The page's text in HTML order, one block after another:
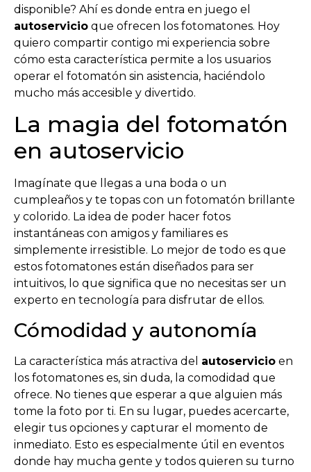
disponible? Ahí es donde entra en juego el
autoservicio que ofrecen los fotomatones. Hoy
quiero compartir contigo mi experiencia sobre
cómo esta característica permite a los usuarios
operar el fotomatón sin asistencia, haciéndolo
mucho más accesible y divertido.
La magia del fotomatón
en autoservicio
Imagínate que llegas a una boda o un
cumpleaños y te topas con un fotomatón brillante
y colorido. La idea de poder hacer fotos
instantáneas con amigos y familiares es
simplemente irresistible. Lo mejor de todo es que
estos fotomatones están diseñados para ser
intuitivos, lo que significa que no necesitas ser un
experto en tecnología para disfrutar de ellos.
Cómodidad y autonomía
La característica más atractiva del autoservicio en
los fotomatones es, sin duda, la comodidad que
ofrece. No tienes que esperar a que alguien más
tome la foto por ti. En su lugar, puedes acercarte,
elegir tus opciones y capturar el momento de
inmediato. Esto es especialmente útil en eventos
donde hay mucha gente y todos quieren su turno